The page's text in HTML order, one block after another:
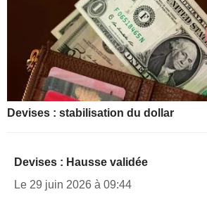
Devises : stabilisation du dollar
Devises : Hausse validée
Le 29 juin 2026 à 09:44